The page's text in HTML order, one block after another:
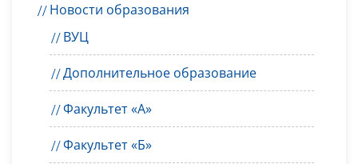
Новости образования
ВУЦ
Дополнительное образование
Факультет «А»
Факультет «Б»